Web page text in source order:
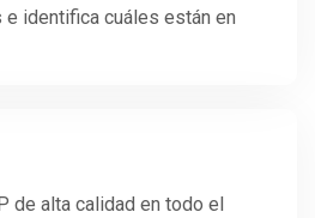
identifica cuáles están en
de alta calidad en todo el